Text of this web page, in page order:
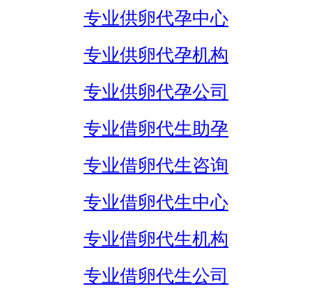
专业供卵代孕中心
专业供卵代孕机构
专业供卵代孕公司
专业借卵代生助孕
专业借卵代生咨询
专业借卵代生中心
专业借卵代生机构
专业借卵代生公司